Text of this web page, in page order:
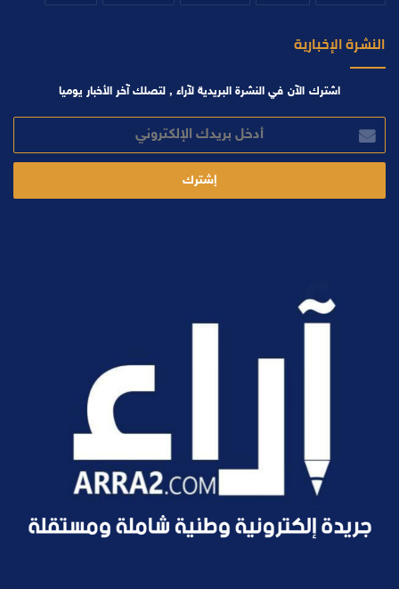
النشرة الإخبارية
اشترك الآن في النشرة البريدية لآراء , لتصلك آخر الأخبار يوميا
بريدك
الإلكتروني